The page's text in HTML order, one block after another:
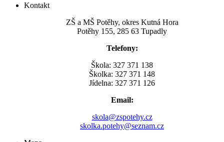
Kontakt
ZŠ a MŠ Potěhy, okres Kutná Hora
Potěhy 155, 285 63 Tupadly
Telefony:
Škola: 327 371 138
Školka: 327 371 148
Jídelna: 327 371 126
Email:
skola@zspotehy.cz
skolka.potehy@seznam.cz